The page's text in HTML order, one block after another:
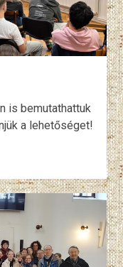
is bemutathattuk
a lehetőséget!